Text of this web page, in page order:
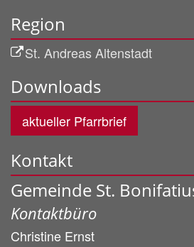
Region
St. Andreas Altenstadt
Downloads
aktueller Pfarrbrief
Kontakt
Gemeinde St.
Kontaktbüro
Christine Ernst